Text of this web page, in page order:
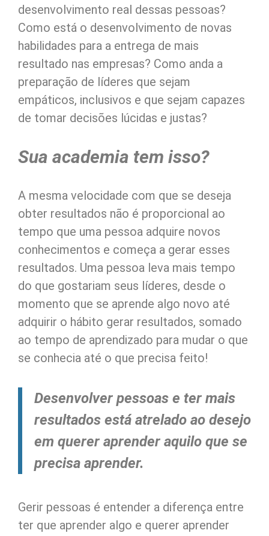
desenvolvimento real dessas pessoas?
Como está o desenvolvimento de novas
habilidades para a entrega de mais
resultado nas empresas? Como anda a
preparação de líderes que sejam
empáticos, inclusivos e que sejam capazes
de tomar decisões lúcidas e justas?
Sua academia tem isso?
A mesma velocidade com que se deseja
obter resultados não é proporcional ao
tempo que uma pessoa adquire novos
conhecimentos e começa a gerar esses
resultados. Uma pessoa leva mais tempo
do que gostariam seus líderes, desde o
momento que se aprende algo novo até
adquirir o hábito gerar resultados, somado
ao tempo de aprendizado para mudar o que
se conhecia até o que precisa feito!
Desenvolver pessoas e ter mais
resultados está atrelado ao desejo
em querer aprender aquilo que se
precisa aprender.
Gerir pessoas é entender a diferença entre
ter que aprender algo e querer aprender